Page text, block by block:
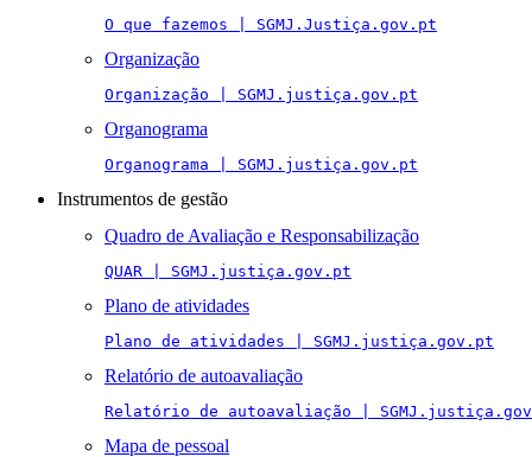
O que fazemos | SGMJ.Justiça.gov.pt
Organização
Organização | SGMJ.justiça.gov.pt
Organograma
Organograma | SGMJ.justiça.gov.pt
Instrumentos de gestão
Quadro de Avaliação e Responsabilização
QUAR | SGMJ.justiça.gov.pt
Plano de atividades
Plano de atividades | SGMJ.justiça.gov.pt
Relatório de autoavaliação
Relatório de autoavaliação |
Mapa de pessoal